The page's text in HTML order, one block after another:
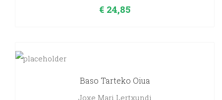
€ 24,85
Baso Tarteko Oiua
Joxe Mari Lertxundi